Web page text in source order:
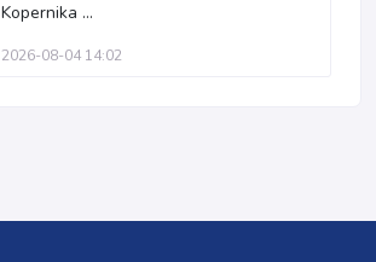
Kopernika ...
2026-08-04 14:02